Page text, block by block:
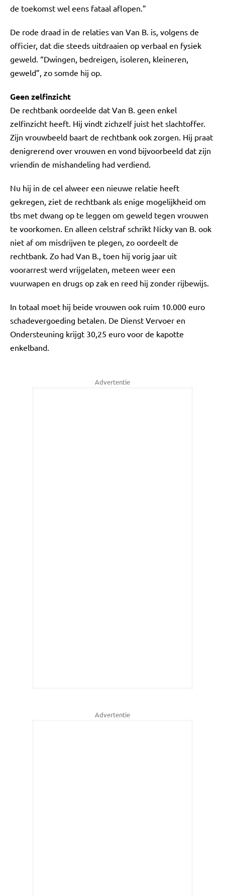
de toekomst wel eens fataal aflopen.”
De rode draad in de relaties van Van B. is, volgens de
officier, dat die steeds uitdraaien op verbaal en fysiek
geweld. “Dwingen, bedreigen, isoleren, kleineren,
geweld”, zo somde hij op.
Geen zelfinzicht
De rechtbank oordeelde dat Van B. geen enkel
zelfinzicht heeft. Hij vindt zichzelf juist het slachtoffer.
Zijn vrouwbeeld baart de rechtbank ook zorgen. Hij praat
denigrerend over vrouwen en vond bijvoorbeeld dat zijn
vriendin de mishandeling had verdiend.
Nu hij in de cel alweer een nieuwe relatie heeft
gekregen, ziet de rechtbank als enige mogelijkheid om
tbs met dwang op te leggen om geweld tegen vrouwen
te voorkomen. En alleen celstraf schrikt Nicky van B. ook
niet af om misdrijven te plegen, zo oordeelt de
rechtbank. Zo had Van B., toen hij vorig jaar uit
voorarrest werd vrijgelaten, meteen weer een
vuurwapen en drugs op zak en reed hij zonder rijbewijs.
In totaal moet hij beide vrouwen ook ruim 10.000 euro
schadevergoeding betalen. De Dienst Vervoer en
Ondersteuning krijgt 30,25 euro voor de kapotte
enkelband.
Advertentie
Advertentie